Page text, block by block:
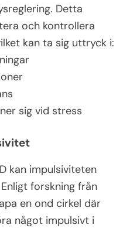
Detta
och kontrollera
kan ta sig uttryck i:
sig vid stress
kan impulsiviteten
forskning från
en ond cirkel där
något impulsivt i